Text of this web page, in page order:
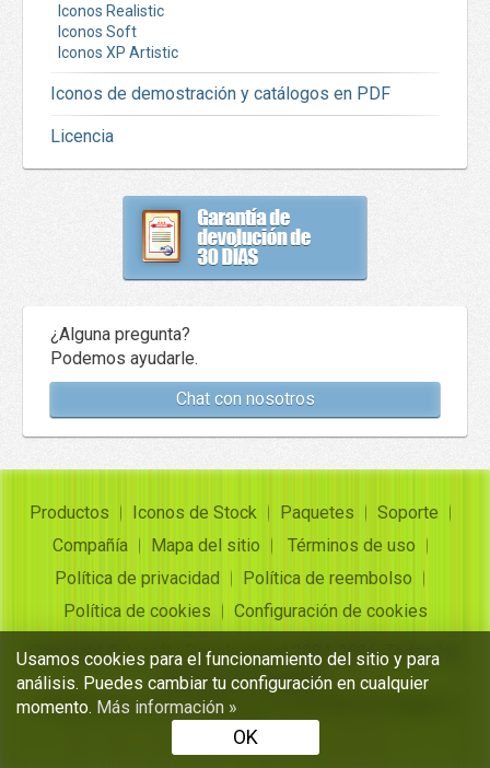
Iconos Realistic
Iconos Soft
Iconos XP Artistic
Iconos de demostración y catálogos en PDF
Licencia
¿Alguna pregunta?
Podemos ayudarle.
Chat con nosotros
Productos Iconos de Stock Paquetes
Soporte
Compañía
Mapa del sitio
Términos de uso
Política de privacidad
Política de reembolso
Política de cookies
Configuración de cookies
Copyright ©Insofta Development 2004-2026. Todos los
derechos reservados
Conjuntos de iconos gratuitos, convertidor de imagen a
icono
Usamos cookies para el funcionamiento del sitio y para
análisis. Puedes cambiar tu configuración en cualquier
momento. Más información »
OK